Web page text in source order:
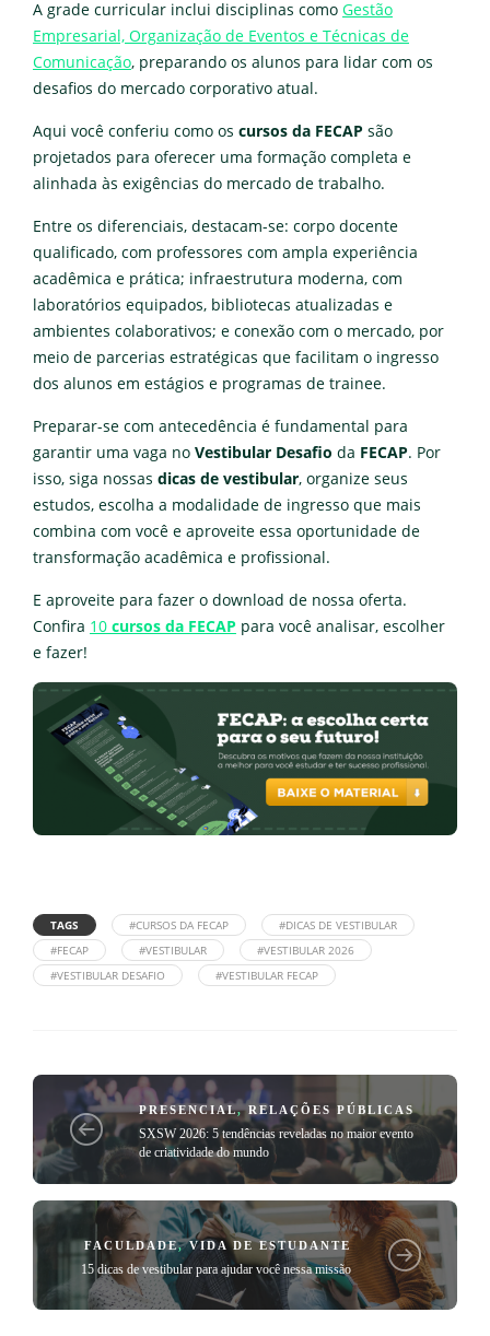
A grade curricular inclui disciplinas como Gestão
Empresarial, Organização de Eventos e Técnicas de
Comunicação, preparando os alunos para lidar com os
desafios do mercado corporativo atual.
Aqui você conferiu como os cursos da FECAP são
projetados para oferecer uma formação completa e
alinhada às exigências do mercado de trabalho.
Entre os diferenciais, destacam-se: corpo docente
qualificado, com professores com ampla experiência
acadêmica e prática; infraestrutura moderna, com
laboratórios equipados, bibliotecas atualizadas e
ambientes colaborativos; e conexão com o mercado, por
meio de parcerias estratégicas que facilitam o ingresso
dos alunos em estágios e programas de trainee.
Preparar-se com antecedência é fundamental para
garantir uma vaga no Vestibular Desafio da FECAP. Por
isso, siga nossas dicas de vestibular, organize seus
estudos, escolha a modalidade de ingresso que mais
combina com você e aproveite essa oportunidade de
transformação acadêmica e profissional.
E aproveite para fazer o download de nossa oferta.
Confira 10 cursos da FECAP para você analisar, escolher
e fazer!
TAGS #CURSOS DA FECAP
#DICAS DE VESTIBULAR
#FECAP
#VESTIBULAR
#VESTIBULAR 2026
#VESTIBULAR DESAFIO
#VESTIBULAR FECAP
PRESENCIAL,RELAÇÕES PÚBLICAS
SXSW 2026: 5 tendências reveladas no maior evento
de criatividade do mundo
FACULDADE,VIDA DE ESTUDANTE
15 dicas de vestibular para ajudar você nessa missão